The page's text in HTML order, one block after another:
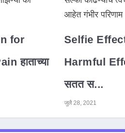
for
हाताच्या
Selfie
Harmful
सतत स...
जुलै 28, 2021